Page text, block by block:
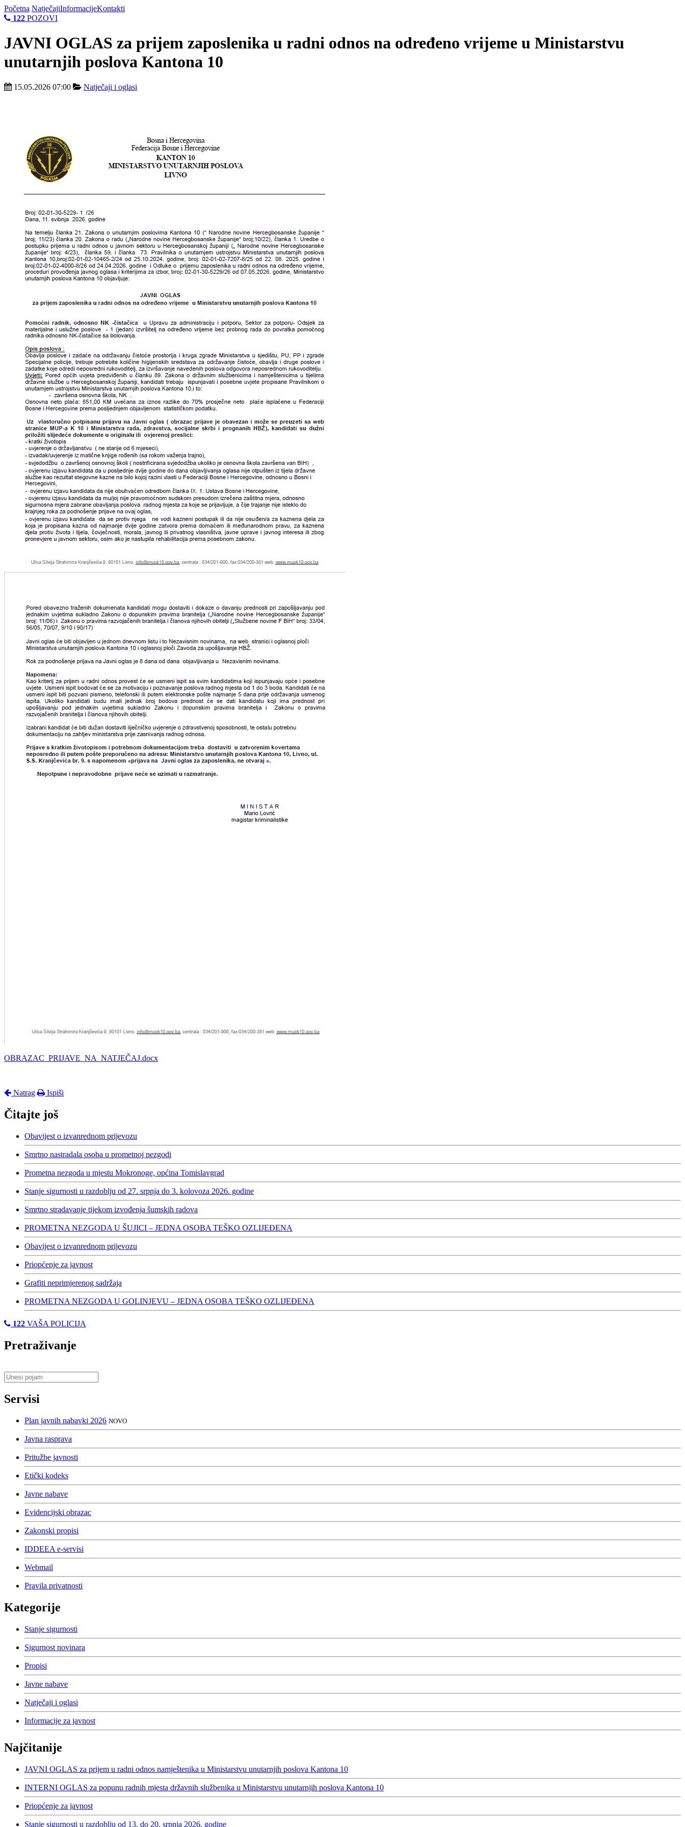
Početna NatječajiInformacijeKontakti
122 POZOVI
JAVNI OGLAS za prijem zaposlenika u radni odnos na određeno vrijeme u Ministarstvu
unutarnjih poslova Kantona 10
15.05.2026 07:00 Natječaji i oglasi
OBRAZAC_PRIJAVE_NA_NATJEČAJ.docx
Natrag Ispiši
Čitajte još
Obavijest o izvanrednom prijevozu
Smrtno nastradala osoba u prometnoj nezgodi
Prometna nezgoda u mjestu Mokronoge, općina Tomislavgrad
Stanje sigurnosti u razdoblju od 27. srpnja do 3. kolovoza 2026. godine
Smrtno stradavanje tijekom izvođenja šumskih radova
PROMETNA NEZGODA U ŠUJICI – JEDNA OSOBA TEŠKO OZLIJEĐENA
Obavijest o izvanrednom prijevozu
Priopćenje za javnost
Grafiti neprimjerenog sadržaja
PROMETNA NEZGODA U GOLINJEVU – JEDNA OSOBA TEŠKO OZLIJEĐENA
122 VAŠA POLICIJA
Pretraživanje
Servisi
Plan javnih nabavki 2026 NOVO
Javna rasprava
Pritužbe javnosti
Etički kodeks
Javne nabave
Evidencijski obrazac
Zakonski propisi
IDDEEA e-servisi
Webmail
Pravila privatnosti
Kategorije
Stanje sigurnosti
Sigurnost novinara
Propisi
Javne nabave
Natječaji i oglasi
Informacije za javnost
Najčitanije
JAVNI OGLAS za prijem u radni odnos namještenika u Ministarstvu unutarnjih poslova Kantona 10
INTERNI OGLAS za popunu radnih mjesta državnih službenika u Ministarstvu unutarnjih poslova Kantona 10
Priopćenje za javnost
Stanje sigurnosti u razdoblju od 13. do 20. srpnja 2026. godine